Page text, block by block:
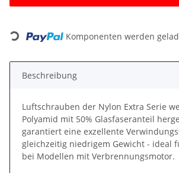
Loading... Komponenten werden
Beschreibung
Luftschrauben der Nylon Extra Serie
Polyamid mit 50% Glasfaseranteil
garantiert eine exzellente
gleichzeitig niedrigem Gewicht - ideal
bei Modellen mit Verbrennungsmotor.